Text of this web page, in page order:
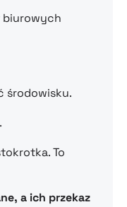
biurowych
środowisku.
To
a ich przekaz